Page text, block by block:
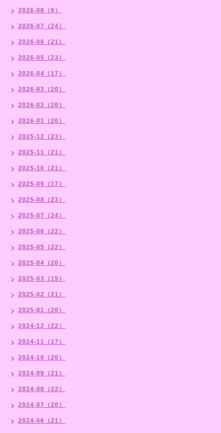
2026-08（6）
2026-07（24）
2026-06（21）
2026-05（23）
2026-04（17）
2026-03（20）
2026-02（20）
2026-01（20）
2025-12（23）
2025-11（21）
2025-10（21）
2025-09（17）
2025-08（23）
2025-07（24）
2025-06（22）
2025-05（22）
2025-04（20）
2025-03（15）
2025-02（21）
2025-01（20）
2024-12（22）
2024-11（17）
2024-10（20）
2024-09（21）
2024-08（22）
2024-07（20）
2024-06（21）